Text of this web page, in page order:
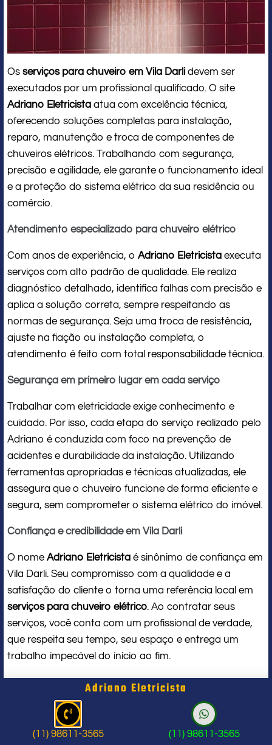
Os serviços para chuveiro em Vila Darlidevem ser
executados por um profissional qualificado. O site
Adriano Eletricista atua com excelência técnica,
oferecendo soluções completas para instalação,
reparo, manutenção e troca de componentes de
chuveiros elétricos. Trabalhando com segurança,
precisão e agilidade, ele garante o funcionamento ideal
e a proteção do sistema elétrico da sua residência ou
comércio.
Atendimento especializado para chuveiro elétrico
Com anos de experiência, o Adriano Eletricista executa
serviços com alto padrão de qualidade. Ele realiza
diagnóstico detalhado, identifica falhas com precisão e
aplica a solução correta, sempre respeitando as
normas de segurança. Seja uma troca de resistência,
ajuste na fiação ou instalação completa, o
atendimento é feito com total responsabilidade técnica.
Segurança em primeiro lugar em cada serviço
Trabalhar com eletricidade exige conhecimento e
cuidado. Por isso, cada etapa do serviço realizado pelo
Adriano é conduzida com foco na prevenção de
acidentes e durabilidade da instalação. Utilizando
ferramentas apropriadas e técnicas atualizadas, ele
assegura que o chuveiro funcione de forma eficiente e
segura, sem comprometer o sistema elétrico do imóvel.
Confiança e credibilidade em Vila Darli
O nome Adriano Eletricista é sinônimo de confiança em
Vila Darli. Seu compromisso com a qualidade e a
satisfação do cliente o torna uma referência local em
serviços para chuveiro elétrico. Ao contratar seus
serviços, você conta com um profissional de verdade,
que respeita seu tempo, seu espaço e entrega um
trabalho impecável do início ao fim.
Problema com chuveiro: sinais que
indicam a hora de chamar um
profissional
Adriano Eletricista
(11) 98611-3565 (11) 98611-3565